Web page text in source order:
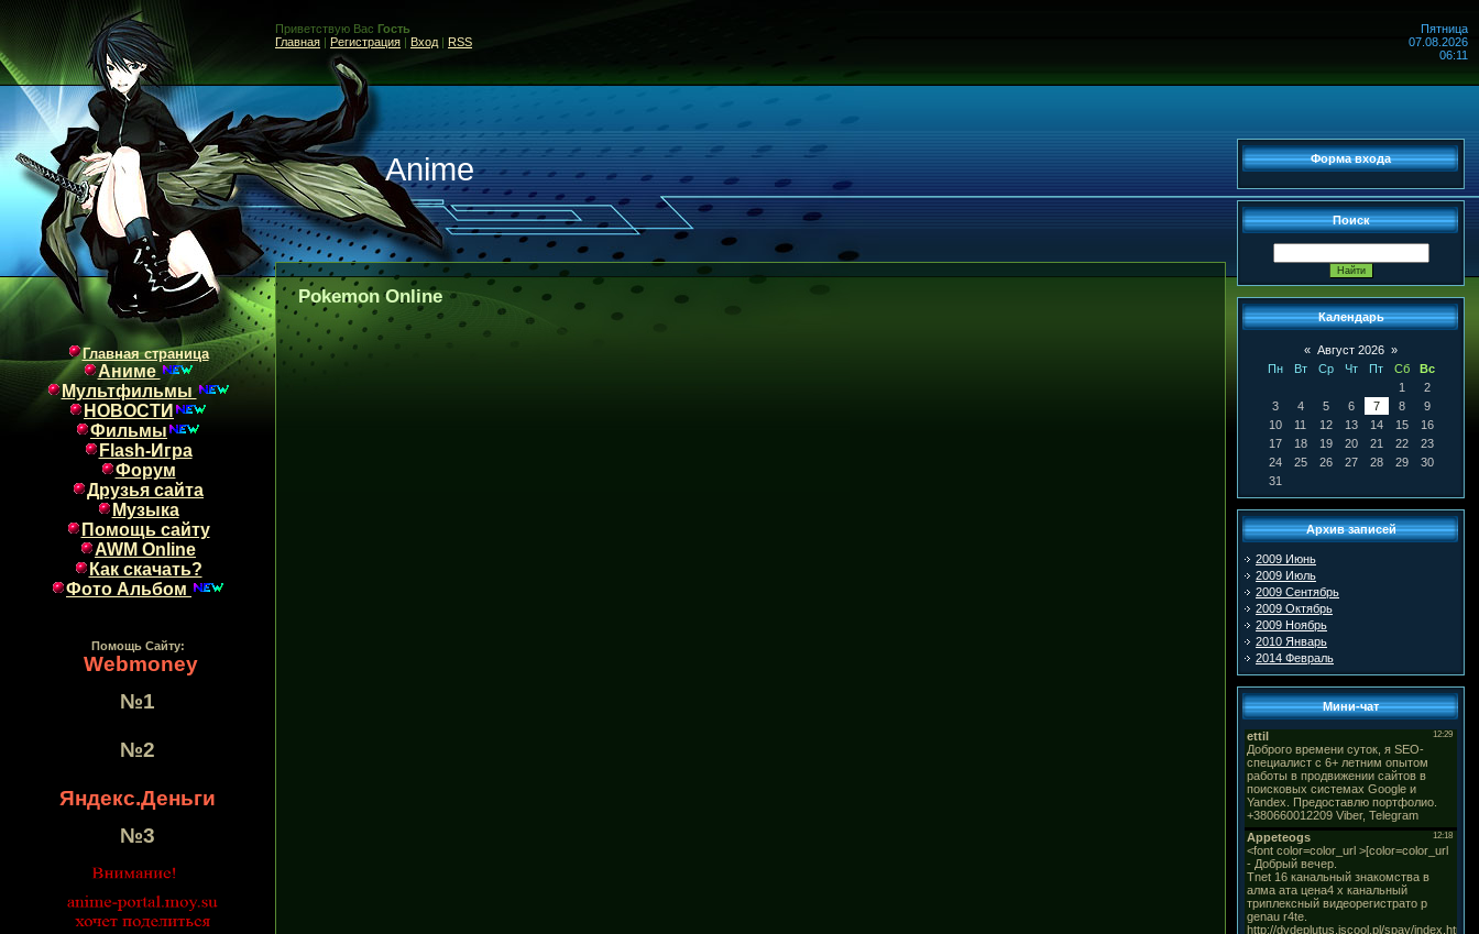
Главная страница
Аниме
Мультфильмы
НОВОСТИ
Фильмы
Flash-Игра
Форум
Друзья сайта
Музыка
Помощь сайту
AWM Online
Как скачать?
Фото Альбом
Помощь Сайту:
Webmoney
№1
№2
Яндекс.Деньги
№3
Приветствую Вас Гость
Главная | Регистрация | Вход | RSS
Anime
Pokemon Online
Пятница
07.08.2026
06:11
Форма входа
Поиск
Календарь
« Август 2026 »
Пн
Вт Ср Чт Пт Сб
Вс
1
2
3
4 5 6 7 8
9
10
11 12 13 14 15
16
17
18 19 20 21 22
23
24
25 26 27 28 29
30
31
Архив записей
2009 Июнь
2009 Июль
2009 Сентябрь
2009 Октябрь
2009 Ноябрь
2010 Январь
2014 Февраль
Мини-чат